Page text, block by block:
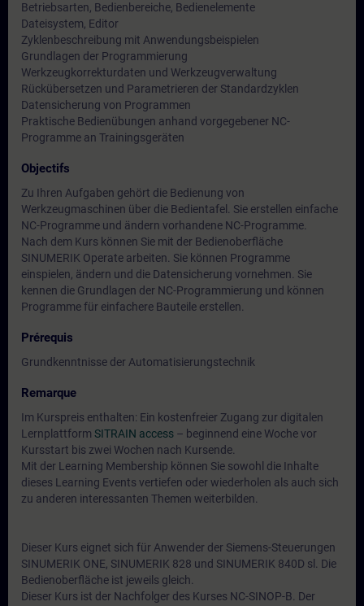
Betriebsarten, Bedienbereiche, Bedienelemente
Dateisystem, Editor
Zyklenbeschreibung mit Anwendungsbeispielen
Grundlagen der Programmierung
Werkzeugkorrekturdaten und Werkzeugverwaltung
Rückübersetzen und Parametrieren der Standardzyklen
Datensicherung von Programmen
Praktische Bedienübungen anhand vorgegebener NC-
Programme an Trainingsgeräten
Objectifs
Zu Ihren Aufgaben gehört die Bedienung von
Werkzeugmaschinen über die Bedientafel. Sie erstellen einfache
NC-Programme und ändern vorhandene NC-Programme.
Nach dem Kurs können Sie mit der Bedienoberfläche
SINUMERIK Operate arbeiten. Sie können Programme
einspielen, ändern und die Datensicherung vornehmen. Sie
kennen die Grundlagen der NC-Programmierung und können
Programme für einfachere Bauteile erstellen.
Prérequis
Grundkenntnisse der Automatisierungstechnik
Remarque
Im Kurspreis enthalten: Ein kostenfreier Zugang zur digitalen
Lernplattform SITRAIN access – beginnend eine Woche vor
Kursstart bis zwei Wochen nach Kursende.
Mit der Learning Membership können Sie sowohl die Inhalte
dieses Learning Events vertiefen oder wiederholen als auch sich
zu anderen interessanten Themen weiterbilden.
Dieser Kurs eignet sich für Anwender der Siemens-Steuerungen
SINUMERIK ONE, SINUMERIK 828 und SINUMERIK 840D sl. Die
Bedienoberfläche ist jeweils gleich.
Dieser Kurs ist der Nachfolger des Kurses NC-SINOP-B. Der